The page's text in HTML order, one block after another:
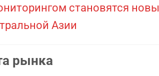
становятся
Азии
рынка